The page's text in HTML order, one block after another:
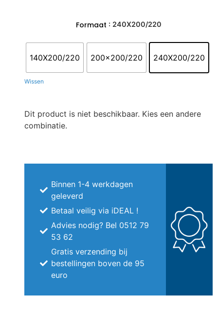
Formaat : 240X200/220
140X200/220 200x200/220 240X200/220
Wissen
Dit product is niet beschikbaar. Kies een andere
combinatie.
Binnen 1-4 werkdagen
geleverd
Betaal veilig via iDEAL !
Advies nodig? Bel 0512 79
53 62
Gratis verzending bij
bestellingen boven de 95
euro